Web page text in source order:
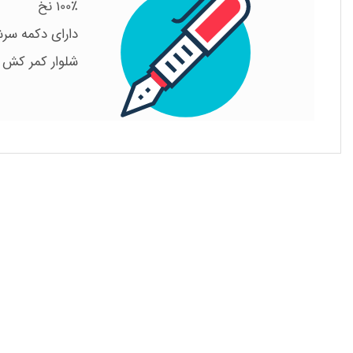
۱۰۰٪ نخ
دارای دکمه
شلوار کمر کش